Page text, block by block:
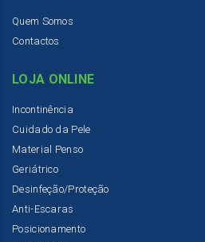
Quem Somos
Contactos
LOJA ONLINE
Incontinência
Cuidado da Pele
Material Penso
Geriátrico
Desinfeção/Proteção
Anti-Escaras
Posicionamento